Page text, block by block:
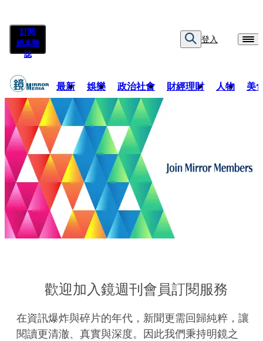
訂閱
紙本雜
誌
登入
最新 娛樂 政治社會 財經理財 人物 美
歡迎加入鏡週刊會員訂閱服務
在資訊爆炸與碎片的年代，新聞更需回歸純粹，讓
閱讀更清澈、真實與深度。因此我們秉持明鏡之